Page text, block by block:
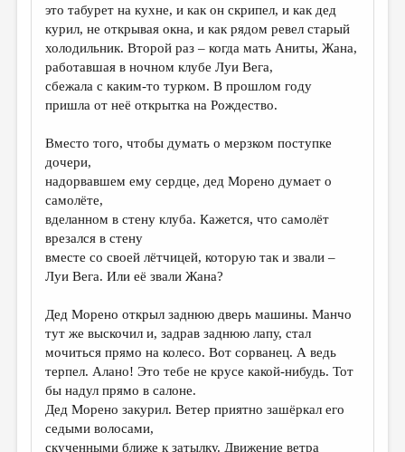
это табурет на кухне, и как он скрипел, и как дед
курил, не открывая окна, и как рядом ревел старый
холодильник. Второй раз – когда мать Аниты, Жана,
работавшая в ночном клубе Луи Вега,
сбежала с каким-то турком. В прошлом году
пришла от неё открытка на Рождество.
Вместо того, чтобы думать о мерзком поступке
дочери,
надорвавшем ему сердце, дед Морено думает о
самолёте,
вделанном в стену клуба. Кажется, что самолёт
врезался в стену
вместе со своей лётчицей, которую так и звали –
Луи Вега. Или её звали Жана?
Дед Морено открыл заднюю дверь машины. Манчо
тут же выскочил и, задрав заднюю лапу, стал
мочиться прямо на колесо. Вот сорванец. А ведь
терпел. Алано! Это тебе не крусе какой-нибудь. Тот
бы надул прямо в салоне.
Дед Морено закурил. Ветер приятно зашёркал его
седыми волосами,
скученными ближе к затылку. Движение ветра